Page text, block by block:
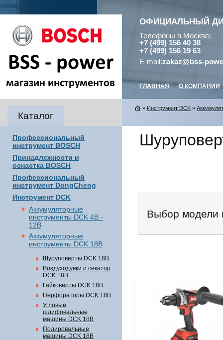
ОФИЦИАЛЬНЫЙ
Телефоны в Москве:
+7 (499) 156 40 38
+7 (499) 156 19 63
E-mail:zakaz@bss-
ГЛАВНАЯ О КОМПАНИИ
Каталог
Профессиональный
инструмент BOSCH
Принадлежности и
оснастка BOSCH
Профессиональный
инструмент DongCheng
Инструмент DCK
Аккумуляторные
инструменты DCK 4В -
12В
Аккумуляторные
инструменты DCK 18В
Шуруповерты DCK 18В
Воздуходувки и секатор
DCK 18В
Гайковерты DCK 18В
Перфораторы DCK 18В
Угловые
шлифовальные
машины DCK 18В
Полировальные
машины DCK 18В
» Инструмент DCK »
Выбор модели